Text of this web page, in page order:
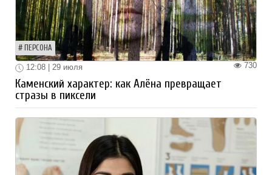
ПЕРСОНА
730
12:08 | 29 июля
Каменский характер: как Алёна превращает
стразы в пиксели